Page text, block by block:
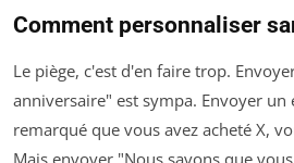
Comment personnaliser
Le piège, c'est d'en faire trop.
anniversaire" est sympa. Envoyer un
remarqué que vous avez acheté X,